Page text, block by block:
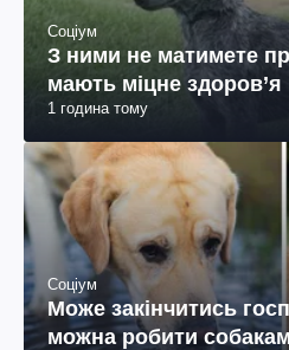
Соціум
З ними не матимете
мають міцне здоров’я
1 година тому
Соціум
Може закінчитись
можна робити собакам